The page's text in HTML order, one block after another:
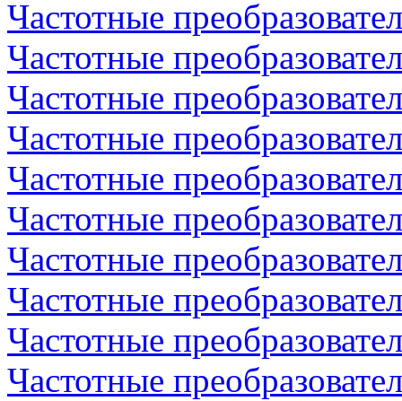
Частотные
Частотные
Частотные
Частотные
Частотные
Частотные
Частотные
Частотные
Частотные
Частотные